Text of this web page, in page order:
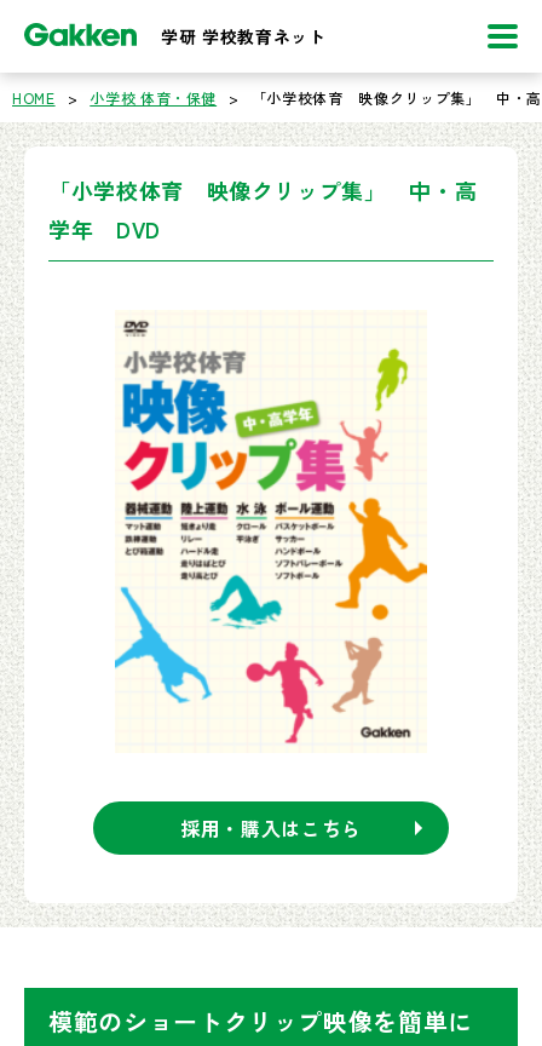
学研 学校教育ネット
HOME > 小学校 体育・保健 > 「小学校体育 映像クリップ集」 中・
「小学校体育 映像クリップ集」 中・高
学年 DVD
採用・購入はこちら
模範のショートクリップ映像を簡単に